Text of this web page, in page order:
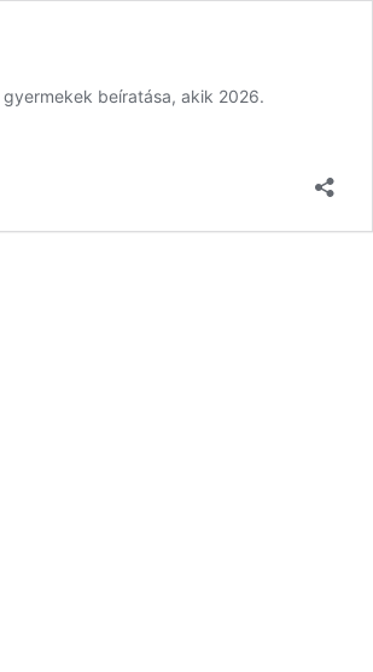
beíratása, akik 2026.